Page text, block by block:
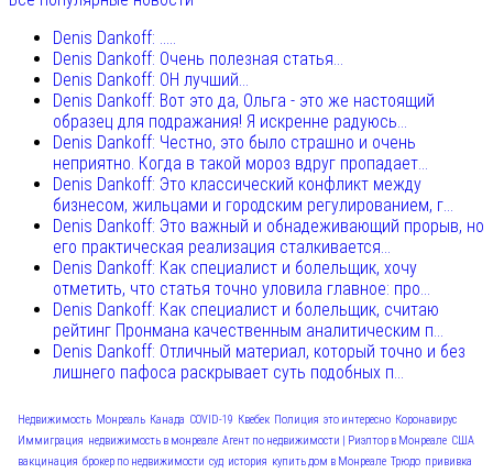
Denis Dankoff: .....
Denis Dankoff: Очень полезная статья...
Denis Dankoff: ОН лучший...
Denis Dankoff: Вот это да, Ольга - это же настоящий
образец для подражания! Я искренне радуюсь...
Denis Dankoff: Честно, это было страшно и очень
неприятно. Когда в такой мороз вдруг пропадает...
Denis Dankoff: Это классический конфликт между
бизнесом, жильцами и городским регулированием, г...
Denis Dankoff: Это важный и обнадеживающий прорыв, но
его практическая реализация сталкивается...
Denis Dankoff: Как специалист и болельщик, хочу
отметить, что статья точно уловила главное: про...
Denis Dankoff: Как специалист и болельщик, считаю
рейтинг Пронмана качественным аналитическим п...
Denis Dankoff: Отличный материал, который точно и без
лишнего пафоса раскрывает суть подобных п...
Недвижимость Монреаль Канада COVID-19 Квебек Полиция это интересно Коронавирус
Иммиграция недвижимость в монреале Агент по недвижимости | Риэлтор в Монреале США
вакцинация брокер по недвижимости суд история купить дом в Монреале Трюдо прививка